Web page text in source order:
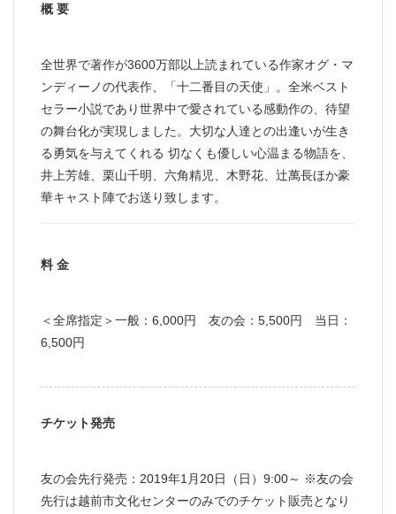
概 要
全世界で著作が3600万部以上読まれている作家オグ・マ
ンディーノの代表作、「十二番目の天使」。全米ベスト
セラー小説であり世界中で愛されている感動作の、待望
の舞台化が実現しました。大切な人達との出逢いが生き
る勇気を与えてくれる 切なくも優しい心温まる物語を、
井上芳雄、栗山千明、六角精児、木野花、辻萬長ほか豪
華キャスト陣でお送り致します。
料 金
＜全席指定＞一般：6,000円 友の会：5,500円 当日：
6,500円
チケット発売
友の会先行発売：2019年1月20日（日）9:00～ ※友の会
先行は越前市文化センターのみでのチケット販売となり